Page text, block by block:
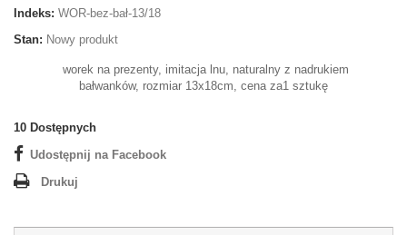
Indeks: WOR-bez-bał-13/18
Stan: Nowy produkt
worek na prezenty, imitacja lnu, naturalny z nadrukiem
bałwanków, rozmiar 13x18cm, cena za1 sztukę
10 Dostępnych
Udostępnij na Facebook
Drukuj